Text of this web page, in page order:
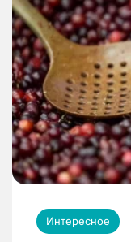
Интересное